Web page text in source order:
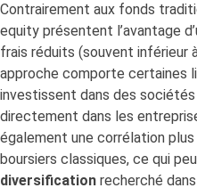
Contrairement aux fonds
equity présentent l’avantage
frais réduits (souvent inférieur
approche comporte certaines
investissent dans des
directement dans les
également une corrélation
boursiers classiques, ce qui
diversification recherché